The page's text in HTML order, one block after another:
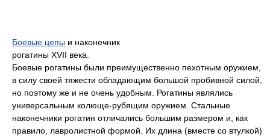
Боевые цепы и наконечник
рогатины XVII века.
Боевые рогатины были преимущественно пехотным оружием,
в силу своей тяжести обладающим большой пробивной силой,
но поэтому же и не очень удобным. Рогатины являлись
универсальным колюще-рубящим оружием. Стальные
наконечники рогатин отличались большим размером и, как
правило, лавролистной формой. Их длина (вместе со втулкой)